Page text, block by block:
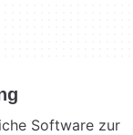
Software zur